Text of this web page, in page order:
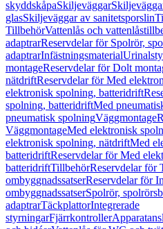
skyddskåpaSkiljeväggar
glasSkiljeväggar av sanitetsporslin
TillbehörVattenlås och
adaptrarReservdelar för Spolrör,
adaptrarInfästningsmaterial
montageReservdelar för Dolt
nätdriftReservdelar för Med
elektronisk spolning, batteridrift
spolning, batteridriftMed
pneumatisk spolningVäggmontage
VäggmontageMed elektronisk
elektronisk spolning, nätdriftMed
batteridriftReservdelar för Med
batteridriftTillbehörReservdelar för
ombyggnadssatserReservdelar för
ombyggnadssatserSpolrör,
adaptrarTäckplattorIntegrerade
styrningarFjärrkontroller